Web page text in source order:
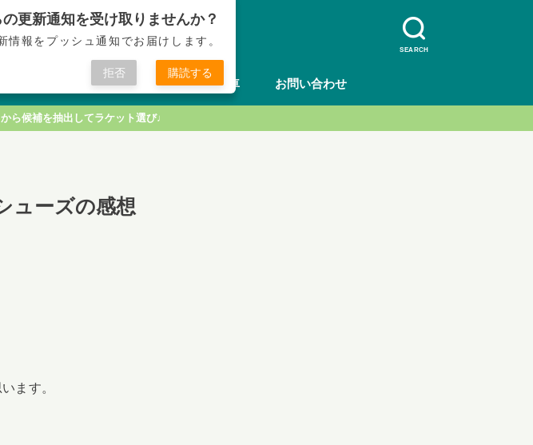
SEARCH
奮闘記
テニス練習方法 車 お問い合わせ
ら候補を抽出してラケット選び♩
ューズの感想
ます。
更新通知を受け取りませんか？
情報をプッシュ通知でお届けします。
拒否 購読する